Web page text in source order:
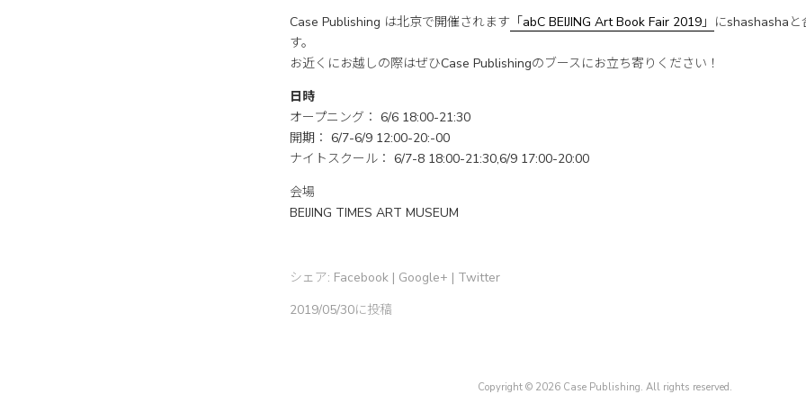
Case Publishing は北京で開催されます 「abC BEIJING Art Book Fair 2019」 にshashashaと
す。
お近くにお越しの際はぜひCase Publishingのブースにお立ち寄りください！
日時
オープニング： 6/6 18:00-21:30
開期： 6/7-6/9 12:00-20:-00
ナイトスクール： 6/7-8 18:00-21:30,6/9 17:00-20:00
会場
BEIJING TIMES ART MUSEUM
シェア: Facebook | Google+ | Twitter
2019/05/30に投稿
Copyright © 2026 Case Publishing. All rights reserved.